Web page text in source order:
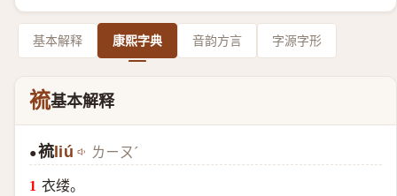
基本解释 康熙字典 音韵方言 字源字形
裗基本解释
●裗liú ㄌㄧㄡˊ
衣缕。